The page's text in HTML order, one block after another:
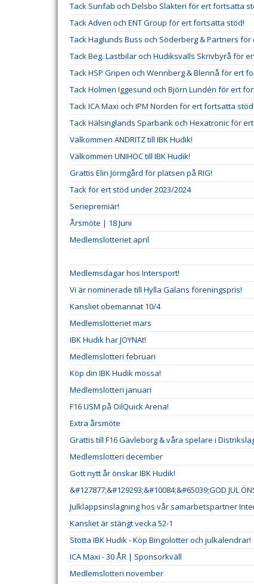
Tack Sunfab och Delsbo Slakteri för ert fortsatta
Tack Adven och ENT Group för ert fortsatta stöd!
Tack Haglunds Buss och Söderberg & Partners
Tack Beg. Lastbilar och Hudiksvalls Skrivbyrå för
Tack HSP Gripen och Wennberg & Blennå för ert
Tack Holmen Iggesund och Björn Lundén för ert
Tack ICA Maxi och IPM Norden för ert fortsatta stöd!
Tack Hälsinglands Sparbank och Hexatronic för
Välkommen ANDRITZ till IBK Hudik!
Välkommen UNIHOC till IBK Hudik!
Grattis Elin Jörmgård för platsen på RIG!
Tack för ert stöd under 2023/2024
Seriepremiär!
Årsmöte | 18 Juni
Medlemslotteriet april
Medlemsdagar hos Intersport!
Vi är nominerade till Hylla Galans föreningspris!
Kansliet obemannat 10/4
Medlemslotteriet mars
IBK Hudik har JOYNAt!
Medlemslotteri februari
Köp din IBK Hudik mössa!
Medlemslotteri januari
F16 USM på OilQuick Arena!
Extra årsmöte
Grattis till F16 Gävleborg & våra spelare i
Medlemslotteri december
Gott nytt år önskar IBK Hudik!
&#127877;&#129293;&#10084;&#65039;GOD JUL
Julklappsinslagning hos vår samarbetspartner
Kansliet är stängt vecka 52-1
Stötta IBK Hudik - Köp Bingolotter och julkalendrar!
ICA Maxi - 30 ÅR | Sponsorkväll
Medlemslotteri november